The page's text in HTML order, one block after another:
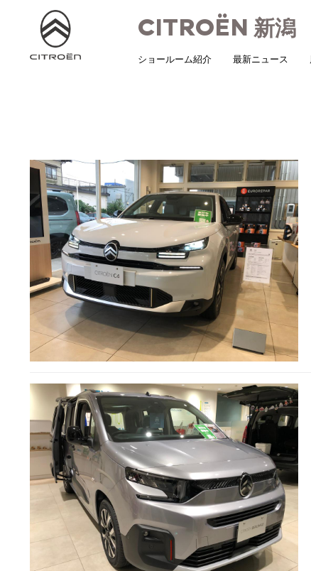
CITROËN 新潟
ショールーム紹介 最新ニュース